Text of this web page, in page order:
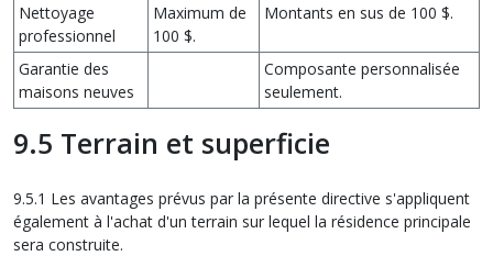
Nettoyage
professionnel
Maximum de
100 $.
Montants en sus de 100 $.
Garantie des
maisons neuves
Composante personnalisée
seulement.
9.5 Terrain et superficie
9.5.1 Les avantages prévus par la présente directive s'appliquent
également à l'achat d'un terrain sur lequel la résidence principale
sera construite.